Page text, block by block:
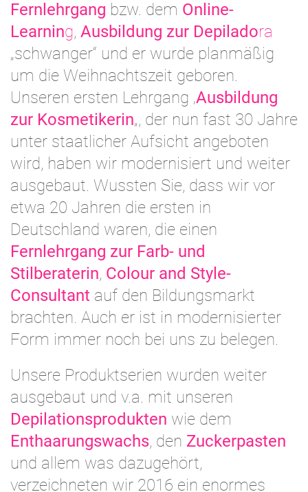
Fernlehrgang bzw. dem Online-
Learning, Ausbildung zur Depiladora
„schwanger“ und er wurde planmäßig
um die Weihnachtszeit geboren.
Unseren ersten Lehrgang ‚Ausbildung
zur Kosmetikerin„, der nun fast 30 Jahre
unter staatlicher Aufsicht angeboten
wird, haben wir modernisiert und weiter
ausgebaut. Wussten Sie, dass wir vor
etwa 20 Jahren die ersten in
Deutschland waren, die einen
Fernlehrgang zur Farb- und
Stilberaterin, Colour and Style-
Consultant auf den Bildungsmarkt
brachten. Auch er ist in modernisierter
Form immer noch bei uns zu belegen.
Unsere Produktserien wurden weiter
ausgebaut und v.a. mit unseren
Depilationsprodukten wie dem
Enthaarungswachs, den Zuckerpasten
und allem was dazugehört,
verzeichneten wir 2016 ein enormes